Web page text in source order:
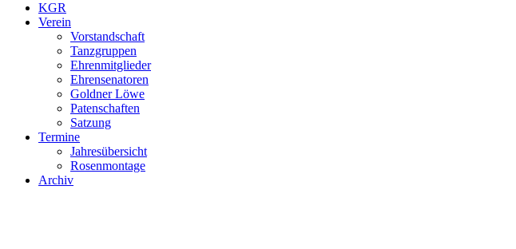
KGR
Verein
Vorstandschaft
Tanzgruppen
Ehrenmitglieder
Ehrensenatoren
Goldner Löwe
Patenschaften
Satzung
Termine
Jahresübersicht
Rosenmontage
Archiv